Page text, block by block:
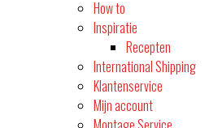
How to
Inspiratie
Recepten
International Shipping
Klantenservice
Mijn account